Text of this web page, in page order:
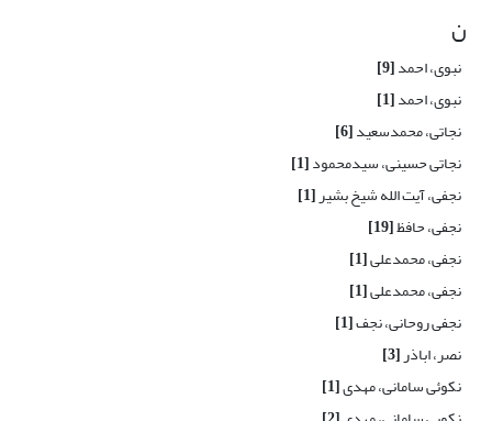
ن
نبوی، احمد[9]
نبوی، احمد[1]
نجاتی، محمدسعید[6]
نجاتی حسینی، سیدمحمود[1]
نجفی، آیت الله شیخ بشیر[1]
نجفی، حافظ[19]
نجفی، محمدعلی[1]
نجفی، محمدعلی[1]
نجفی روحانی، نجف[1]
نصر، اباذر[3]
نکوئی سامانی، مهدی[1]